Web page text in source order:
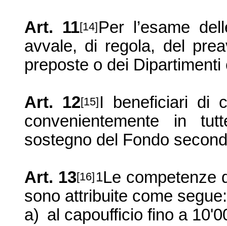
Art. 11[14]Per l’esame
avvale, di regola, del
preposte o dei Dipartimenti
Art. 12[15] I beneficiari di
convenientemente in
sostegno del Fondo
Art. 13[16] 1Le competenze
sono attribuite come segue:
a) al capoufficio fino a